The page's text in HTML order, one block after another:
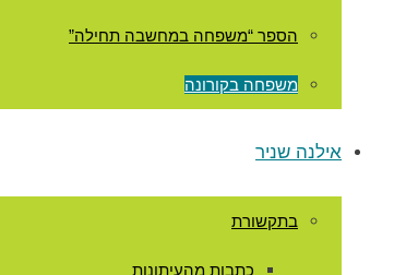
הספר “משפחה במחשבה תחילה”
משפחה בקורונה
אילנה שניר
בתקשורת
כתבות מהעיתונות